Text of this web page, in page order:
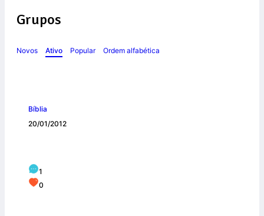
Grupos
Novos Ativo Popular Ordem alfabética
Bíblia
20/01/2012
1
0